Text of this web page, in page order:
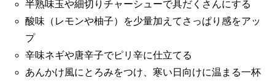
半熟味玉や細切りチャーシューで具だくさんにする
酸味（レモンや柚子）を少量加えてさっぱり感をアッ
プ
辛味ネギや唐辛子でピリ辛に仕立てる
あんかけ風にとろみをつけ、寒い日向けに温まる一杯